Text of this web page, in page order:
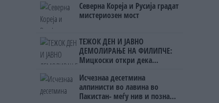
на бизнисменот Марковски
Северна Кореја и Русија градат
мистериозен мост
ТЕЖОК ДЕН И ЈАВНО
ДЕМОЛИРАЊЕ НА ФИЛИПЧЕ:
Мицкоски откри дека
ништо, освен за кеш
Исчезнаа десетмина
алпинисти во лавина во
Пакистан- меѓу нив и познат